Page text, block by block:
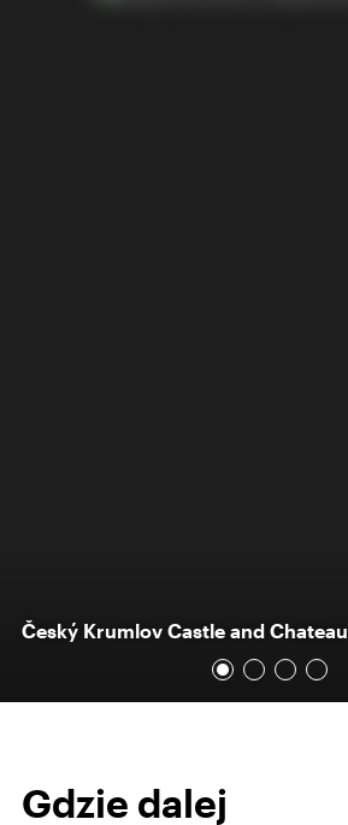
Český Krumlov Castle and Chateau
Gdzie dalej